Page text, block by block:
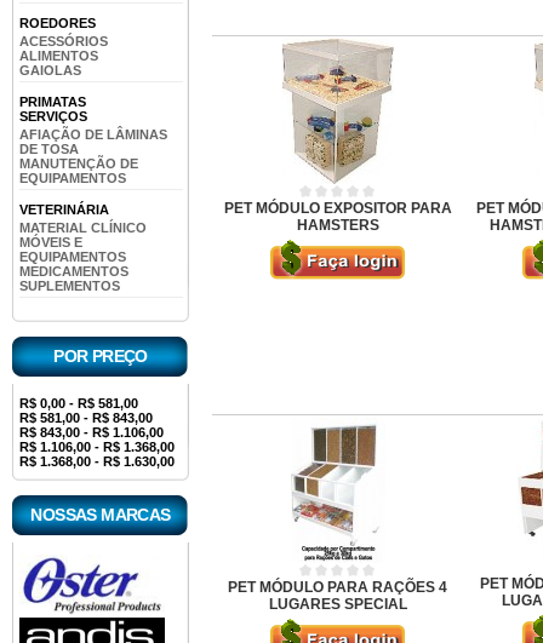
ROEDORES
ACESSÓRIOS
ALIMENTOS
GAIOLAS
PRIMATAS
SERVIÇOS
AFIAÇÃO DE LÂMINAS
DE TOSA
MANUTENÇÃO DE
EQUIPAMENTOS
VETERINÁRIA
MATERIAL CLÍNICO
MÓVEIS E
EQUIPAMENTOS
MEDICAMENTOS
SUPLEMENTOS
POR PREÇO
R$ 0,00 - R$ 581,00
R$ 581,00 - R$ 843,00
R$ 843,00 - R$ 1.106,00
R$ 1.106,00 - R$ 1.368,00
R$ 1.368,00 - R$ 1.630,00
NOSSAS MARCAS
PET MÓDULO EXPOSITOR PARA
HAMSTERS
PET
PET MÓDULO PARA RAÇÕES 4
LUGARES SPECIAL
PET